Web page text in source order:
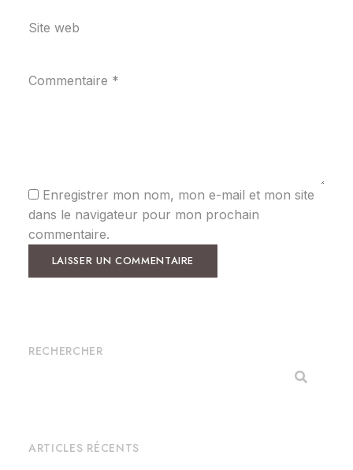
Site web
Commentaire *
Enregistrer mon nom, mon e-mail et mon site
dans le navigateur pour mon prochain
commentaire.
RECHERCHER
ARTICLES RÉCENTS